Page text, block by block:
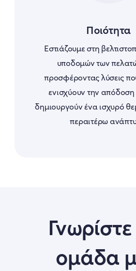
Ποιότητα
Εστιάζουμε στη
υποδομών των
προσφέροντας λύσεις
ενισχύουν την
δημιουργούν ένα ισχυρό
περαιτέρω
ομάδα